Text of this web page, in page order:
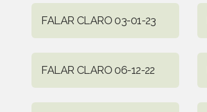
FALAR CLARO 03-01-23
FALAR CLARO 06-12-22